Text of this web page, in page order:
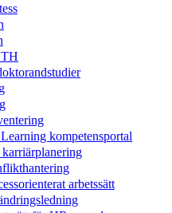
kompetensportal
arbetssätt